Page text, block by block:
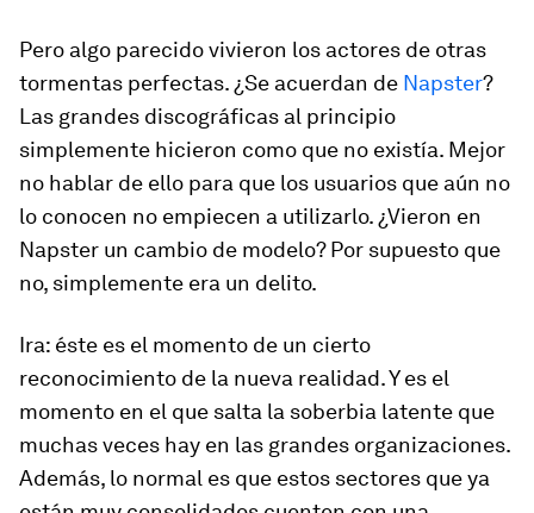
Pero algo parecido vivieron los actores de otras
tormentas perfectas. ¿Se acuerdan de Napster?
Las grandes discográficas al principio
simplemente hicieron como que no existía. Mejor
no hablar de ello para que los usuarios que aún no
lo conocen no empiecen a utilizarlo. ¿Vieron en
Napster un cambio de modelo? Por supuesto que
no, simplemente era un delito.
Ira: éste es el momento de un cierto
reconocimiento de la nueva realidad. Y es el
momento en el que salta la soberbia latente que
muchas veces hay en las grandes organizaciones.
Además, lo normal es que estos sectores que ya